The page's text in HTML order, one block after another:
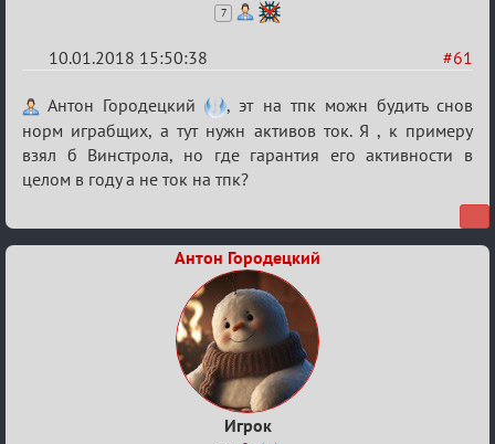
7
#61
10.01.2018 15:50:38
Re:
Обсуждение
«Менеджер
Мафии»
Антон Городецкий
, эт на тпк можн будить снов
норм играбщих, а тут нужн активов ток. Я , к примеру
взял б Винстрола, но где гарантия его активности в
целом в году а не ток на тпк?
Антон Городецкий
Игрок